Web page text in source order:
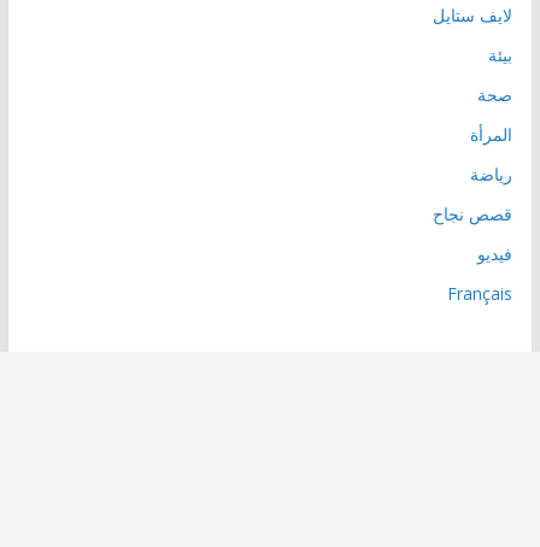
لايف ستايل
بيئة
صحة
المرأة
رياضة
قصص نجاح
فيديو
Français